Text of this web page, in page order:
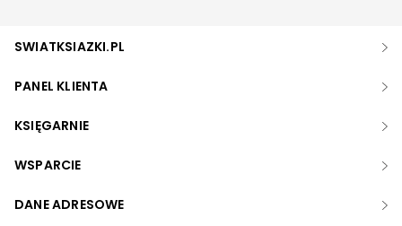
SWIATKSIAZKI.PL
PANEL KLIENTA
KSIĘGARNIE
WSPARCIE
DANE ADRESOWE